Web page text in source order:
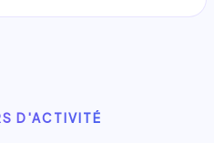
D'ACTIVITÉ